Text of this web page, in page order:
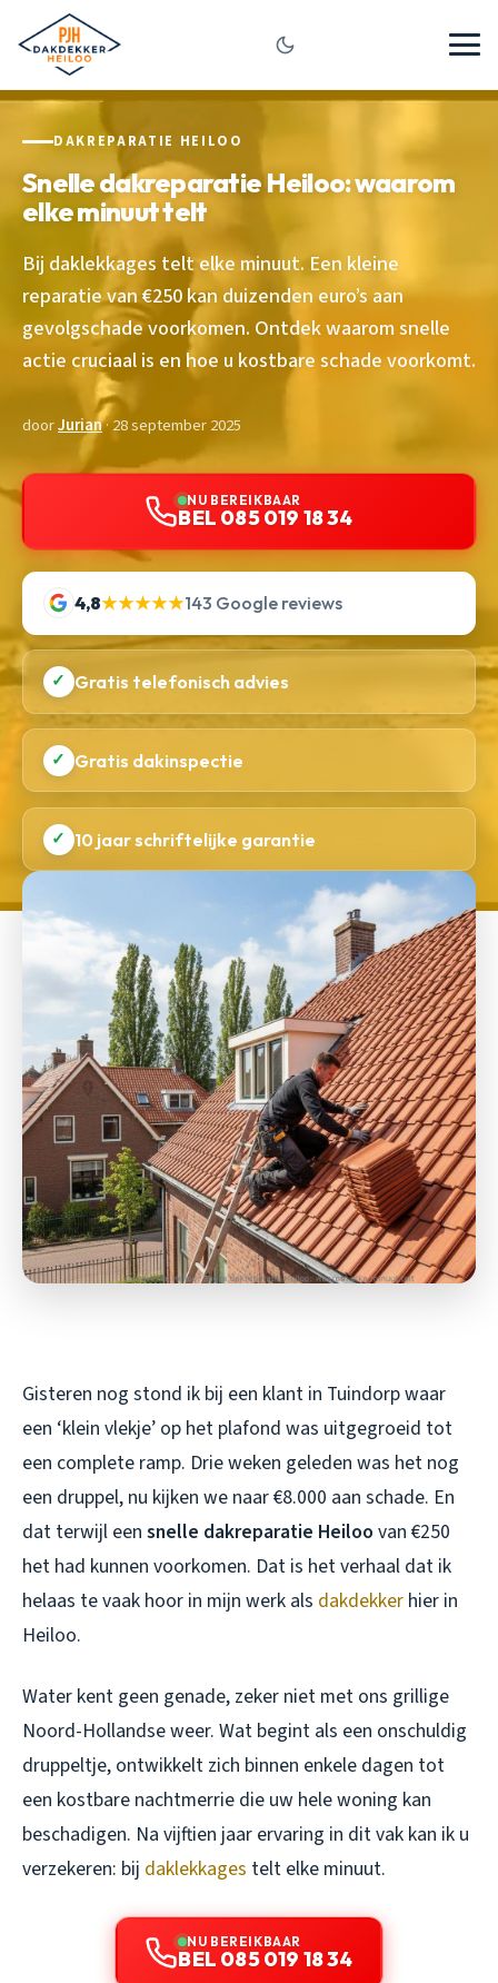
DAKREPARATIE HEILOO
Snelle dakreparatie Heiloo: waarom
elke minuut telt
Bij daklekkages telt elke minuut. Een kleine
reparatie van €250 kan duizenden euro’s aan
gevolgschade voorkomen. Ontdek waarom snelle
actie cruciaal is en hoe u kostbare schade voorkomt.
doorJurian· 28 september 2025
NU BEREIKBAAR
BEL 085 019 18 34
4,8★★★★★143 Google reviews
✓ Gratis telefonisch advies
✓ Gratis dakinspectie
✓ 10 jaar schriftelijke garantie
Gisteren nog stond ik bij een klant in Tuindorp waar
een ‘klein vlekje’ op het plafond was uitgegroeid tot
een complete ramp. Drie weken geleden was het nog
een druppel, nu kijken we naar €8.000 aan schade. En
dat terwijl een snelle dakreparatie Heiloo van €250
het had kunnen voorkomen. Dat is het verhaal dat ik
helaas te vaak hoor in mijn werk als dakdekker hier in
Heiloo.
Water kent geen genade, zeker niet met ons grillige
Noord-Hollandse weer. Wat begint als een onschuldig
druppeltje, ontwikkelt zich binnen enkele dagen tot
een kostbare nachtmerrie die uw hele woning kan
beschadigen. Na vijftien jaar ervaring in dit vak kan ik u
verzekeren: bij daklekkages telt elke minuut.
NU BEREIKBAAR
BEL 085 019 18 34